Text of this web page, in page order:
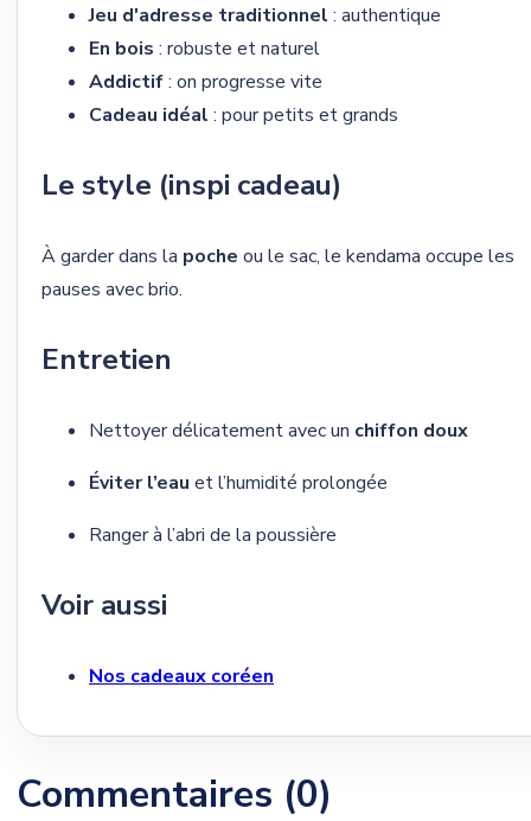
Jeu d'adresse traditionnel : authentique
En bois : robuste et naturel
Addictif: on progresse vite
Cadeau idéal : pour petits et grands
Le style (inspi cadeau)
À garder dans la poche ou le sac, le kendama occupe les
pauses avec brio.
Entretien
Nettoyer délicatement avec un chiffon doux
Éviter l’eau et l’humidité prolongée
Ranger à l’abri de la poussière
Voir aussi
Nos cadeaux coréen
Commentaires (0)